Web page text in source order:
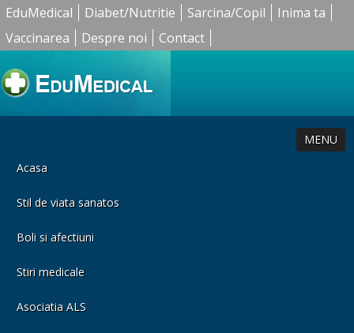
EduMedical Diabet/Nutritie Sarcina/Copil
Inima ta
Vaccinarea
Despre noi Contact
MENU
Acasa
Stil de viata sanatos
Boli si afectiuni
Stiri medicale
Asociatia ALS